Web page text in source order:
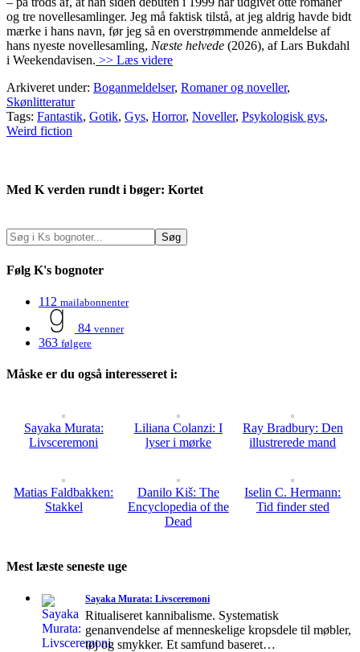
og tre novellesamlinger. Jeg må faktisk tilstå, at jeg aldrig havde bidt
mærke i hans navn, før jeg så en overstrømmende anmeldelse af
hans nyeste novellesamling, Næste helvede (2026), af Lars Bukdahl
i Weekendavisen. >> Læs videre
Arkiveret under: Boganmeldelser, Romaner og noveller,
Skønlitteratur
Tags: Fantastik, Gotik, Gys, Horror, Noveller, Psykologisk gys,
Weird fiction
Med K verden rundt i bøger: Kortet
Følg K's bognoter
112 mailabonnenter
84 venner
363 følgere
Måske er du også interesseret i:
Sayaka Murata:
Livsceremoni
Liliana Colanzi: I
lyser i mørke
Ray Bradbury: Den
illustrerede mand
Matias Faldbakken:
Stakkel
Danilo Kiš: The
Encyclopedia of the
Dead
Iselin C. Hermann:
Tid finder sted
Mest læste seneste uge
Sayaka Murata: Livsceremoni
Ritualiseret kannibalisme. Systematisk
genanvendelse af menneskelige kropsdele til møbler,
tøj og smykker. Et samfund baseret…